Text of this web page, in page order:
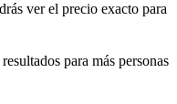
ver el precio exacto para
para más personas